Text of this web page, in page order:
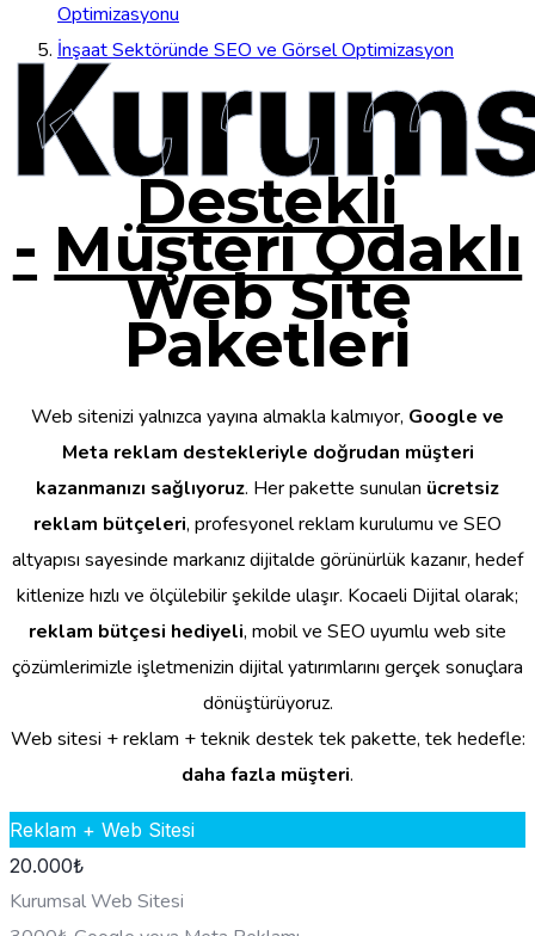
Optimizasyonu
İnşaat Sektöründe SEO ve Görsel Optimizasyon
Destekli
- Müşteri Odaklı
Web Site
Paketleri
Web sitenizi yalnızca yayına almakla kalmıyor, Google ve
Meta reklam destekleriyle doğrudan müşteri
kazanmanızı sağlıyoruz. Her pakette sunulan ücretsiz
reklam bütçeleri, profesyonel reklam kurulumu ve SEO
altyapısı sayesinde markanız dijitalde görünürlük kazanır, hedef
kitlenize hızlı ve ölçülebilir şekilde ulaşır. Kocaeli Dijital olarak;
reklam bütçesi hediyeli, mobil ve SEO uyumlu web site
çözümlerimizle işletmenizin dijital yatırımlarını gerçek sonuçlara
dönüştürüyoruz.
Web sitesi + reklam + teknik destek tek pakette, tek hedefle:
daha fazla müşteri.
Reklam + Web Sitesi
20.000₺
Kurumsal Web Sitesi